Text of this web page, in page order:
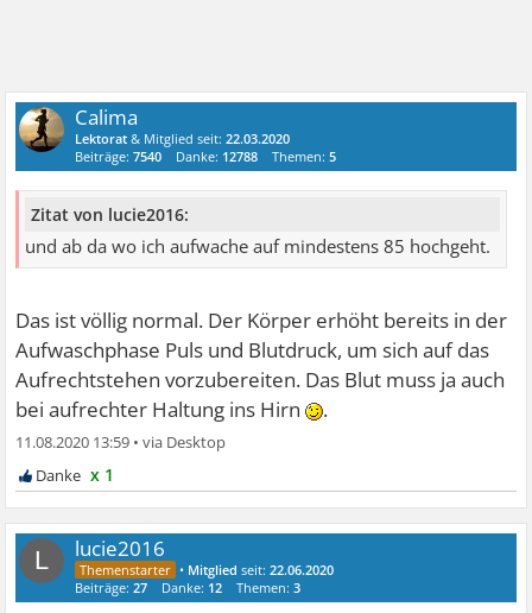
Calima
Lektorat & Mitglied seit:22.03.2020
Beiträge:7540 Danke: 12788 Themen:5
Zitat von lucie2016:
und ab da wo ich aufwache auf mindestens 85 hochgeht.
Das ist völlig normal. Der Körper erhöht bereits in der
Aufwaschphase Puls und Blutdruck, um sich auf das
Aufrechtstehen vorzubereiten. Das Blut muss ja auch
bei aufrechter Haltung ins Hirn
.
11.08.2020 13:59 •
x 1
L lucie2016
• Mitglied seit:22.06.2020
Beiträge:27 Danke: 12 Themen:3